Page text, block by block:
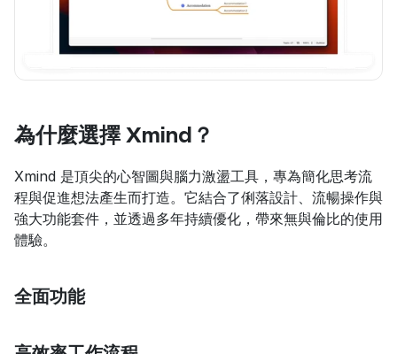
為什麼選擇 Xmind？
Xmind 是頂尖的心智圖與腦力激盪工具，專為簡化思考流
程與促進想法產生而打造。它結合了俐落設計、流暢操作與
強大功能套件，並透過多年持續優化，帶來無與倫比的使用
體驗。
全面功能